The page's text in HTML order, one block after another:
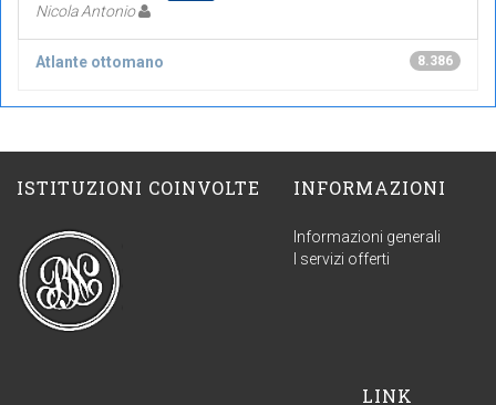
Nicola Antonio
8.386
Atlante ottomano
ISTITUZIONI COINVOLTE INFORMAZIONI
Informazioni generali
I servizi offerti
LINK